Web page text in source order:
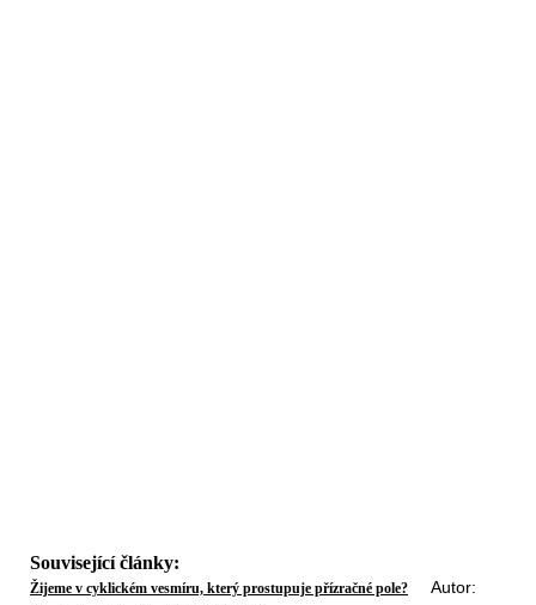
Související články:
Žijeme v cyklickém vesmíru, který prostupuje přízračné pole? Autor: